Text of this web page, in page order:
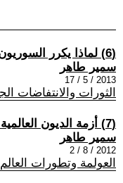
(6) لماذا يكرر السوريون العار العراقي ؟عن المرحلة الثانية من التحرر العربي
سمير طاهر
2013 / 5 / 17
الثورات والانتفاضات
(7) أزمة الديون العالمية من منظور مختلف
سمير طاهر
2012 / 8 / 2
العولمة وتطورات